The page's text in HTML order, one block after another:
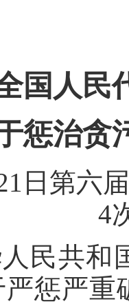
国人民
惩治贪
21日第六
4
民共和
惩严重